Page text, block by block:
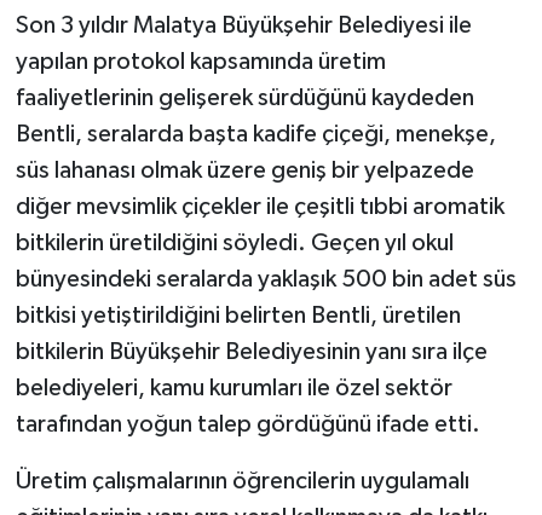
Son 3 yıldır Malatya Büyükşehir Belediyesi ile
yapılan protokol kapsamında üretim
faaliyetlerinin gelişerek sürdüğünü kaydeden
Bentli, seralarda başta kadife çiçeği, menekşe,
süs lahanası olmak üzere geniş bir yelpazede
diğer mevsimlik çiçekler ile çeşitli tıbbi aromatik
bitkilerin üretildiğini söyledi. Geçen yıl okul
bünyesindeki seralarda yaklaşık 500 bin adet süs
bitkisi yetiştirildiğini belirten Bentli, üretilen
bitkilerin Büyükşehir Belediyesinin yanı sıra ilçe
belediyeleri, kamu kurumları ile özel sektör
tarafından yoğun talep gördüğünü ifade etti.
Üretim çalışmalarının öğrencilerin uygulamalı